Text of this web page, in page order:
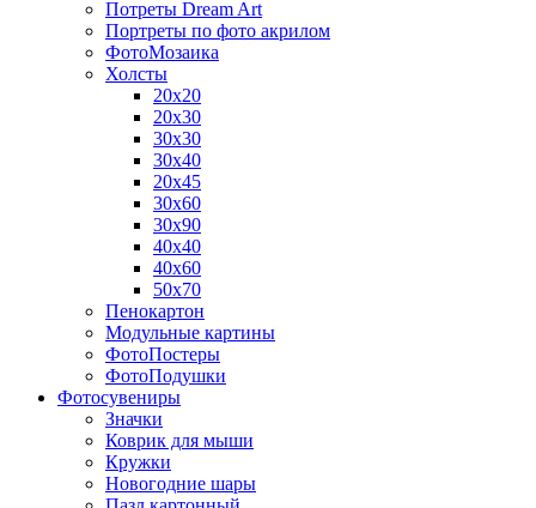
Потреты Dream Art
Портреты по фото акрилом
ФотоМозаика
Холсты
20х20
20х30
30х30
30х40
20х45
30х60
30х90
40х40
40х60
50х70
Пенокартон
Модульные картины
ФотоПостеры
ФотоПодушки
Фотоcувениры
Значки
Коврик для мыши
Кружки
Новогодние шары